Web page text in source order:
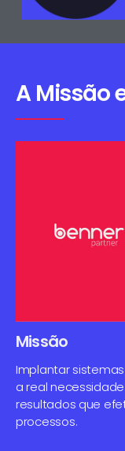
A Missão
Missão
Implantar
a real
resultados que
processos.